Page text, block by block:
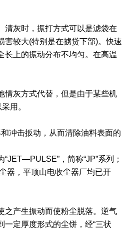
灰时，振打方式可以是滤袋在
害较大(特别是在掳贷下部)。快速
长上的振动分布不均匀。在高温
灰方式代替，但是由于某些机
用。
冲击扳动，从而清除油料表面的
，简称“JP”系列；
器，平顶山电收尘器厂均已开
产生振动而使粉尘脱落。逆气
定厚度形式的尘饼，经“三状